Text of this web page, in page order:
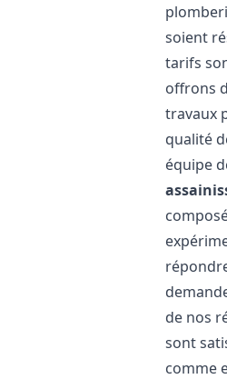
soient
tarifs
offrons
travaux
qualité
équipe
de nos
sont
comme